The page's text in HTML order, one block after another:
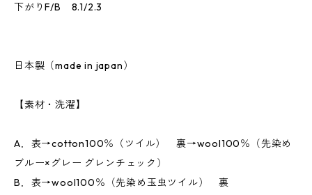
下がりF/B 8.1/2.3
日本製（made in japan）
【素材・洗濯】
A．表→cotton100％（ツイル） 裏→wool100％（先染め
ブルー×グレー グレンチェック）
B．表→wool100％（先染め玉虫ツイル） 裏